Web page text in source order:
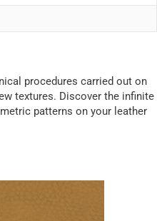
procedures carried out on
textures. Discover the infinite
patterns on your leather